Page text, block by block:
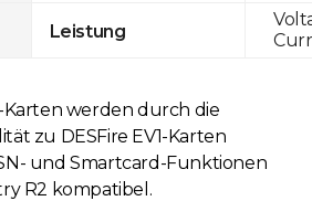
Leistung
Karten werden durch die
zu DESFire EV1-Karten
und Smartcard-Funktionen
R2 kompatibel.